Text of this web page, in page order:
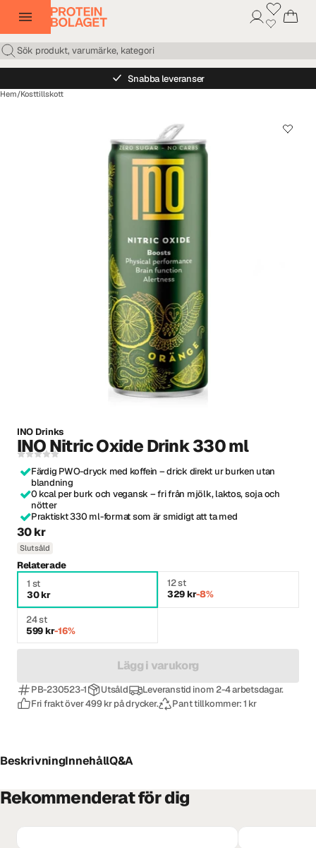
Snabba leveranser
Hem/Kosttillskott
INO Drinks
INO Nitric Oxide Drink 330 ml
Färdig PWO-dryck med koffein – drick direkt ur burken utan
blandning
0 kcal per burk och vegansk – fri från mjölk, laktos, soja och
nötter
Praktiskt 330 ml-format som är smidigt att ta med
30 kr
Slutsåld
Relaterade
1 st
30 kr
12 st
329 kr-8%
24 st
599 kr-16%
Lägg i varukorg
PB-230523-1 Utsåld
Leveranstid inom 2-4 arbetsdagar.
Fri frakt över 499 kr på drycker.
Pant tillkommer: 1 kr
BeskrivningInnehållQ&A
Rekommenderat för dig